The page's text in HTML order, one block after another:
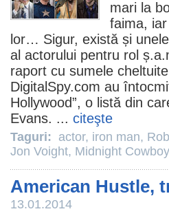
mari la
faima,
lor… Sigur, există și
al actorului pentru rol
raport cu sumele
DigitalSpy.com au
Hollywood”, o listă din
Evans. ... citeşte
Taguri: actor, iron man,
Jon Voight, Midnight Cowboy
American Hustle,
13.01.2014